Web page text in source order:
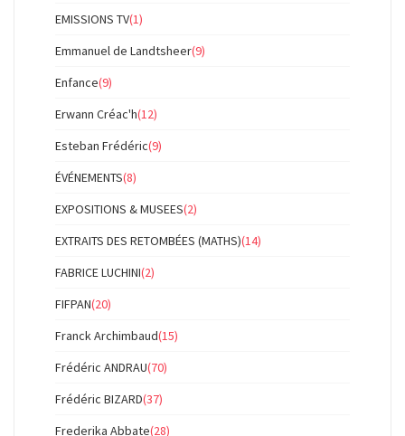
EMISSIONS TV(1)
Emmanuel de Landtsheer(9)
Enfance(9)
Erwann Créac'h(12)
Esteban Frédéric(9)
ÉVÉNEMENTS(8)
EXPOSITIONS & MUSEES(2)
EXTRAITS DES RETOMBÉES (MATHS)(14)
FABRICE LUCHINI(2)
FIFPAN(20)
Franck Archimbaud(15)
Frédéric ANDRAU(70)
Frédéric BIZARD(37)
Frederika Abbate(28)